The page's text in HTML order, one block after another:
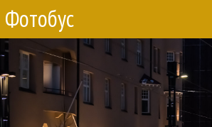
Фотобус